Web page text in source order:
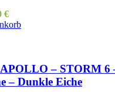
€
– STORM 6
– Dunkle Eiche